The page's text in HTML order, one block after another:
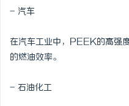
- 汽车
在汽车工业中，PEEK的高强
的燃油效率。
- 石油化工